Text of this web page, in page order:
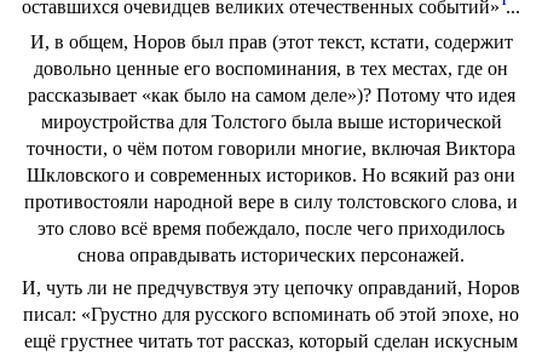
оставшихся очевидцев великих отечественных событий» ...
И, в общем, Норов был прав (этот текст, кстати, содержит
довольно ценные его воспоминания, в тех местах, где он
рассказывает «как было на самом деле»)? Потому что идея
мироустройства для Толстого была выше исторической
точности, о чём потом говорили многие, включая Виктора
Шкловского и современных историков. Но всякий раз они
противостояли народной вере в силу толстовского слова, и
это слово всё время побеждало, после чего приходилось
снова оправдывать исторических персонажей.
И, чуть ли не предчувствуя эту цепочку оправданий, Норов
писал: «Грустно для русского вспоминать об этой эпохе, но
ещё грустнее читать тот рассказ, который сделан искусным